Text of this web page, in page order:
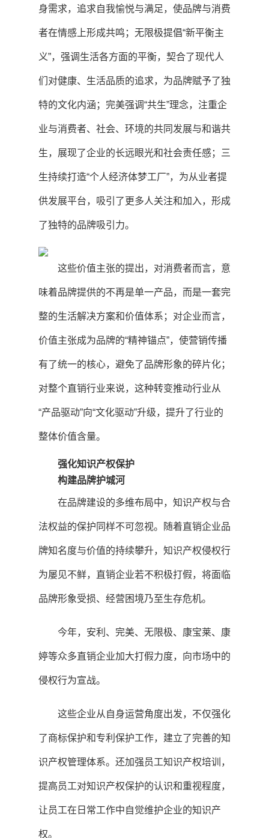
身需求，追求自我愉悦与满足，使品牌与消费
者在情感上形成共鸣；无限极提倡“新平衡主
义”，强调生活各方面的平衡，契合了现代人
们对健康、生活品质的追求，为品牌赋予了独
特的文化内涵；完美强调“共生”理念，注重企
业与消费者、社会、环境的共同发展与和谐共
生，展现了企业的长远眼光和社会责任感；三
生持续打造“个人经济体梦工厂”，为从业者提
供发展平台，吸引了更多人关注和加入，形成
了独特的品牌吸引力。
这些价值主张的提出，对消费者而言，意
味着品牌提供的不再是单一产品，而是一套完
整的生活解决方案和价值体系；对企业而言，
价值主张成为品牌的“精神锚点”，使营销传播
有了统一的核心，避免了品牌形象的碎片化；
对整个直销行业来说，这种转变推动行业从
“产品驱动”向“文化驱动”升级，提升了行业的
整体价值含量。
强化知识产权保护
构建品牌护城河
在品牌建设的多维布局中，知识产权与合
法权益的保护同样不可忽视。随着直销企业品
牌知名度与价值的持续攀升，知识产权侵权行
为屡见不鲜，直销企业若不积极打假，将面临
品牌形象受损、经营困境乃至生存危机。
今年，安利、完美、无限极、康宝莱、康
婷等众多直销企业加大打假力度，向市场中的
侵权行为宣战。
这些企业从自身运营角度出发，不仅强化
了商标保护和专利保护工作，建立了完善的知
识产权管理体系。还加强员工知识产权培训，
提高员工对知识产权保护的认识和重视程度，
让员工在日常工作中自觉维护企业的知识产
权。